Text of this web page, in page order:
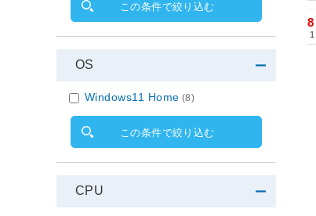
8
1
この条件で絞り込む
OS
Windows11 Home (8)
この条件で絞り込む
CPU